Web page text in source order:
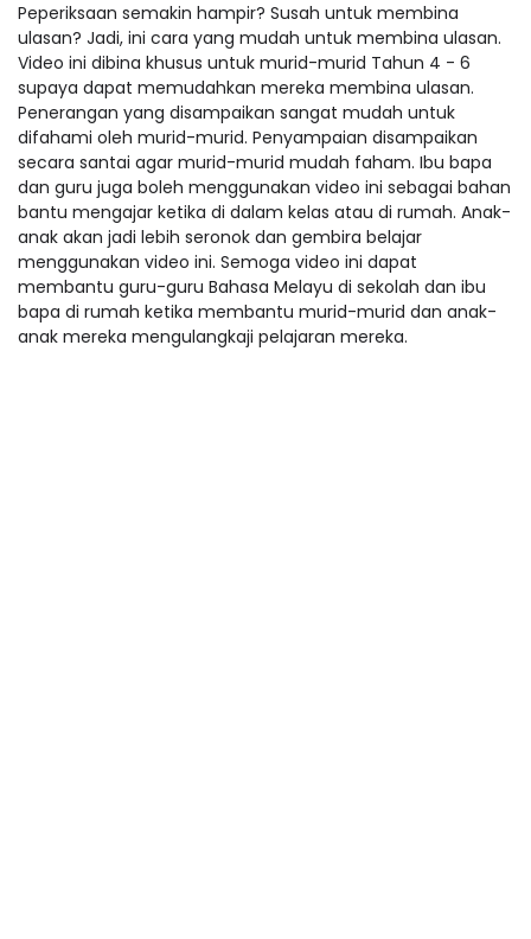
Peperiksaan semakin hampir? Susah untuk membina
ulasan? Jadi, ini cara yang mudah untuk membina ulasan.
Video ini dibina khusus untuk murid-murid Tahun 4 - 6
supaya dapat memudahkan mereka membina ulasan.
Penerangan yang disampaikan sangat mudah untuk
difahami oleh murid-murid. Penyampaian disampaikan
secara santai agar murid-murid mudah faham. Ibu bapa
dan guru juga boleh menggunakan video ini sebagai bahan
bantu mengajar ketika di dalam kelas atau di rumah. Anak-
anak akan jadi lebih seronok dan gembira belajar
menggunakan video ini. Semoga video ini dapat
membantu guru-guru Bahasa Melayu di sekolah dan ibu
bapa di rumah ketika membantu murid-murid dan anak-
anak mereka mengulangkaji pelajaran mereka.